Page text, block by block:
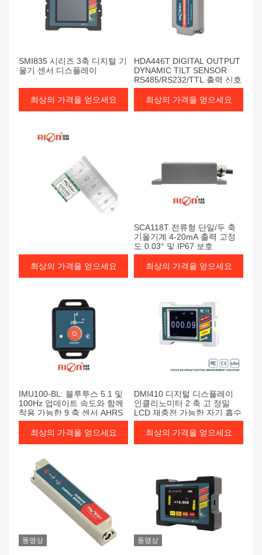
SMI835 시리즈 3축 디지털 기
울기 센서 디스플레이
최상의 가격을 얻으세요
HDA446T DIGITAL OUTPUT
DYNAMIC TILT SENSOR
RS485/RS232/TTL 출력 신호
최상의 가격을 얻으세요
최상의 가격을 얻으세요
SCA118T 전류형 단일/두 축
기울기계 4-20mA 출력 고정
도 0.03° 및 IP67 보호
최상의 가격을 얻으세요
IMU100-BL: 블루투스 5.1 및
100Hz 업데이트 속도와 함께
착용 가능한 9 축 센서 AHRS
최상의 가격을 얻으세요
DMI410 디지털 디스플레이
인클리노미터 2 축 고 정밀
LCD 재충전 가능한 자기 흡수
최상의 가격을 얻으세요
동영상 동영상